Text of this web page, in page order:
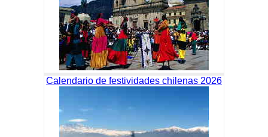
Calendario de festividades chilenas 2026